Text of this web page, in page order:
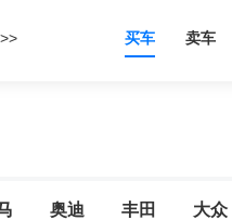
买车 卖车
奥迪 丰田 大众